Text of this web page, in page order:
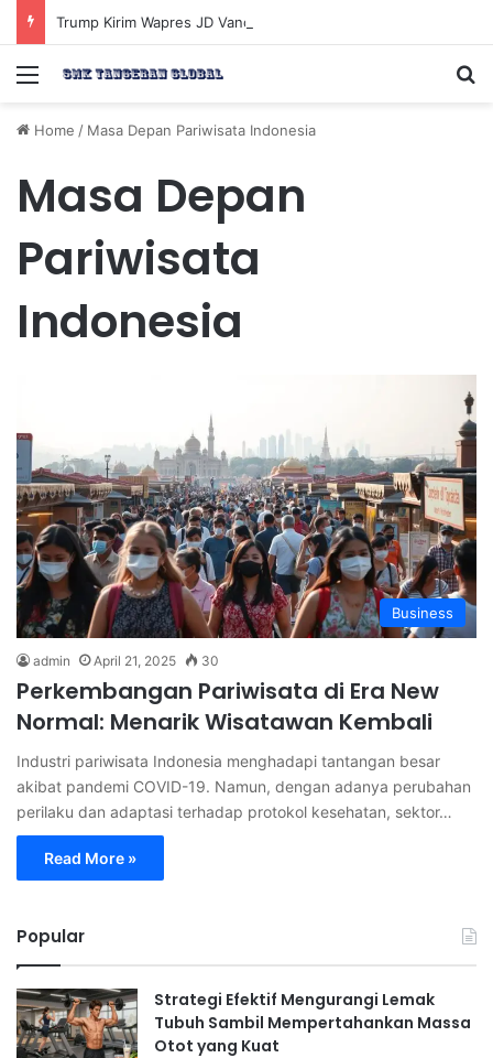
Menu
Home / Masa Depan Pariwisata Indonesia
Masa Depan
Pariwisata
Indonesia
Business
admin April 21, 2025 30
Perkembangan Pariwisata di Era New
Normal: Menarik Wisatawan Kembali
Industri pariwisata Indonesia menghadapi tantangan besar
akibat pandemi COVID-19. Namun, dengan adanya perubahan
perilaku dan adaptasi terhadap protokol kesehatan, sektor…
Read More »
Popular
Strategi Efektif Mengurangi Lemak
Tubuh Sambil Mempertahankan Massa
Otot yang Kuat